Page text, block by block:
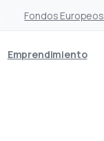
Fondos Europeos
Emprendimiento